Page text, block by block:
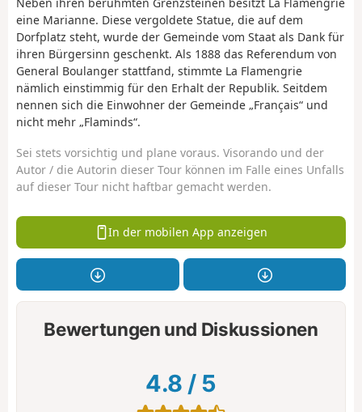
eine Marianne. Diese vergoldete Statue, die auf dem
Dorfplatz steht, wurde der Gemeinde vom Staat als Dank für
ihren Bürgersinn geschenkt. Als 1888 das Referendum von
General Boulanger stattfand, stimmte La Flamengrie
nämlich einstimmig für den Erhalt der Republik. Seitdem
nennen sich die Einwohner der Gemeinde „Français“ und
nicht mehr „Flaminds“.
Sei stets vorsichtig und plane voraus. Visorando und der
Autor / die Autorin dieser Tour können im Falle eines Unfalls
auf dieser Tour nicht haftbar gemacht werden.
In der mobilen App anzeigen
Bewertungen und Diskussionen
4.8 / 5